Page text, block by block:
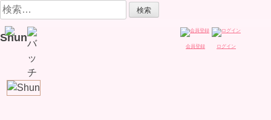
Skip
to
content
検
索:
会員登録 ログイン
Shun